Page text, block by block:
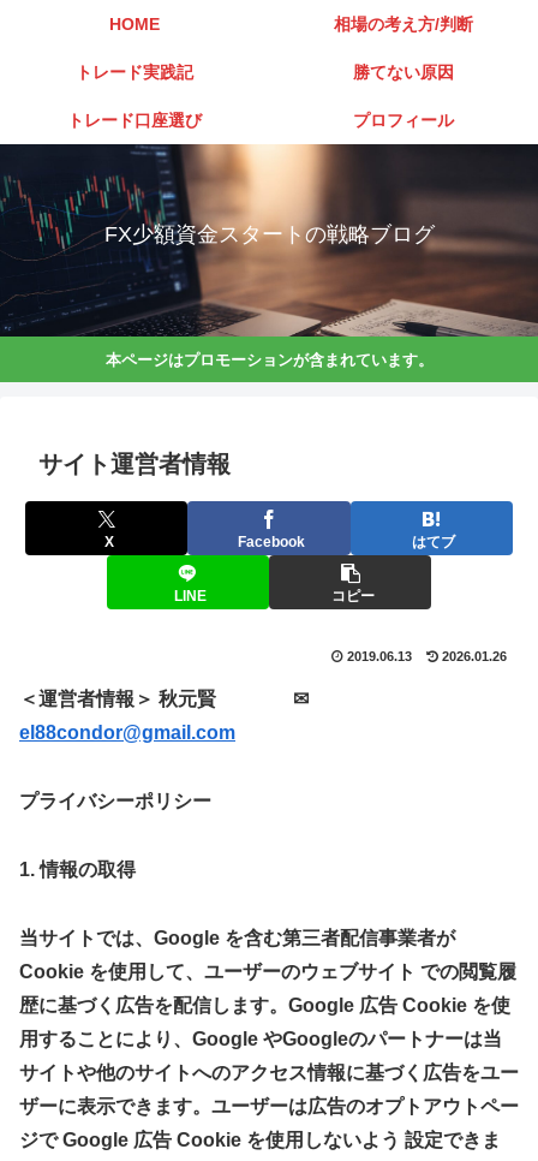
FX少額資金スタートの戦略ブログ
HOME 相場の考え方/判断
トレード実践記 勝てない原因
トレード口座選び プロフィール
本ページはプロモーションが含まれています。
サイト運営者情報
X Facebook はてブ
LINE コピー
2019.06.13 2026.01.26
＜運営者情報＞ 秋元賢 ✉
el88condor@gmail.com
プライバシーポリシー
1. 情報の取得
当サイトでは、Google を含む第三者配信事業者が
Cookie を使用して、ユーザーのウェブサイト での閲覧履
歴に基づく広告を配信します。Google 広告 Cookie を使
用することにより、Google やGoogleのパートナーは当
サイトや他のサイトへのアクセス情報に基づく広告をユー
ザーに表示できます。ユーザーは広告のオプトアウトペー
ジで Google 広告 Cookie を使用しないよう 設定できま